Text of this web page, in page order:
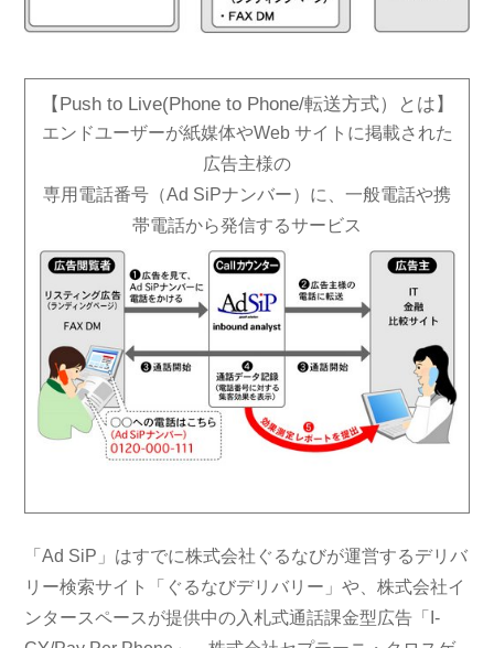
【Push to Live(Phone to Phone/転送方式）とは】
エンドユーザーが紙媒体やWeb サイトに掲載された
広告主様の
専用電話番号（Ad SiPナンバー）に、一般電話や携
帯電話から発信するサービス
「Ad SiP」はすでに株式会社ぐるなびが運営するデリバ
リー検索サイト「ぐるなびデリバリー」や、株式会社イ
ンタースペースが提供中の入札式通話課金型広告「I-